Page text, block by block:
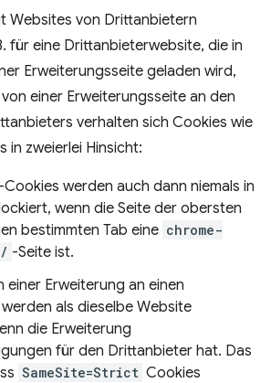
Websites von Drittanbietern
für eine Drittanbieterwebsite, die in
Erweiterungsseite geladen wird,
einer Erweiterungsseite an den
verhalten sich Cookies wie
in zweierlei Hinsicht:
werden auch dann niemals in
wenn die Seite der obersten
bestimmten Tab eine chrome-
-Seite ist.
einer Erweiterung an einen
als dieselbe Website
die Erweiterung
für den Drittanbieter hat. Das
SameSite=Strict Cookies